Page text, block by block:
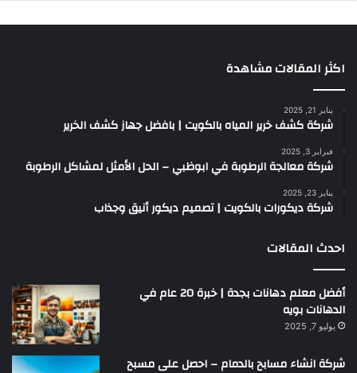
اكثر المقالات مشاهدة
يناير 21, 2025
شركة كشف خرير المياه بالكويت | بافضل جهاز كشف الخرير
فبراير 3, 2025
شركة معالجة الرطوبة في ابوظبي – الحل الأمثل لمشاكل الرطوبة
يناير 23, 2025
شركة ديكورات بالكويت | تصميم ديكور أنيق وجذاب
احدث المقالات
أفضل معلم دهانات بجدة | خبرة 20 عام في
الدهانات بويه
يوليو 7, 2025
شركة انشاء مسابح بالدمام – احصل على مسبح